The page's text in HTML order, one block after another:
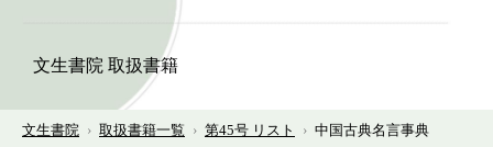
文生書院 取扱書籍
文生書院 › 取扱書籍一覧 › 第45号 リスト › 中国古典名言事典